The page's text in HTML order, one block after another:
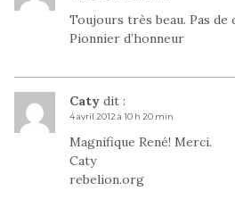
Toujours très beau. Pas de
Pionnier d’honneur
Caty dit :
4 avril 2012 à 10 h 20 min
Magnifique René! Merci.
Caty
rebelion.org